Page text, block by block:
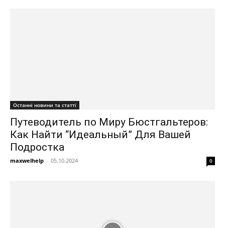
Останні новини та статті
Путеводитель по Миру Бюстгальтеров:
Как Найти “Идеальный” Для Вашей
Подростка
maxwelhelp - 05.10.2024 0